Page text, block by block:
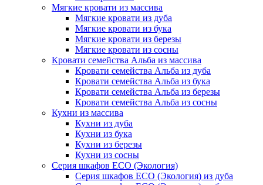
Мягкие кровати из массива
Мягкие кровати из дуба
Мягкие кровати из бука
Мягкие кровати из березы
Мягкие кровати из сосны
Кровати семейства Альба из массива
Кровати семейства Альба из дуба
Кровати семейства Альба из бука
Кровати семейства Альба из березы
Кровати семейства Альба из сосны
Кухни из массива
Кухни из дуба
Кухни из бука
Кухни из березы
Кухни из сосны
Серия шкафов ECO (Экология)
Серия шкафов ECO (Экология) из дуба